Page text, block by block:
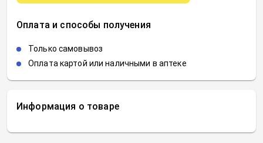
Информация о товаре
Оплата и способы получения
Только самовывоз
Оплата картой или наличными в аптеке